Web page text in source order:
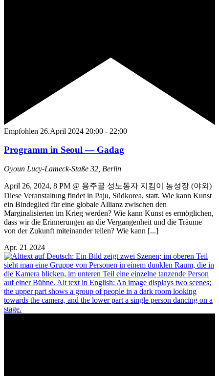
Empfohlen 26.April 2024 20:00 - 22:00
Programm in Seoul — Gadag
Oyoun Lucy-Lameck-Staße 32, Berlin
April 26, 2024, 8 PM @ 용주골 성노동자 지킴이 농성장 (야외)
Diese Veranstaltung findet in Paju, Südkorea, statt. Wie kann Kunst
ein Bindeglied für eine globale Allianz zwischen den
Marginalisierten im Krieg werden? Wie kann Kunst es ermöglichen,
dass wir die Erinnerungen an die Vergangenheit und die Träume
von der Zukunft miteinander teilen? Wie kann [...]
Apr. 21 2024